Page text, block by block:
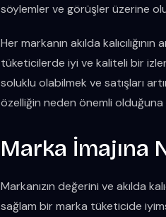
söylemler ve görüşler üzerine
Her markanın akılda
tüketicilerde iyi ve kaliteli bir
soluklu olabilmek ve satışları
özelliğin neden önemli olduğuna
Marka İmajına
Markanızın değerini ve akılda
sağlam bir marka tüketicide